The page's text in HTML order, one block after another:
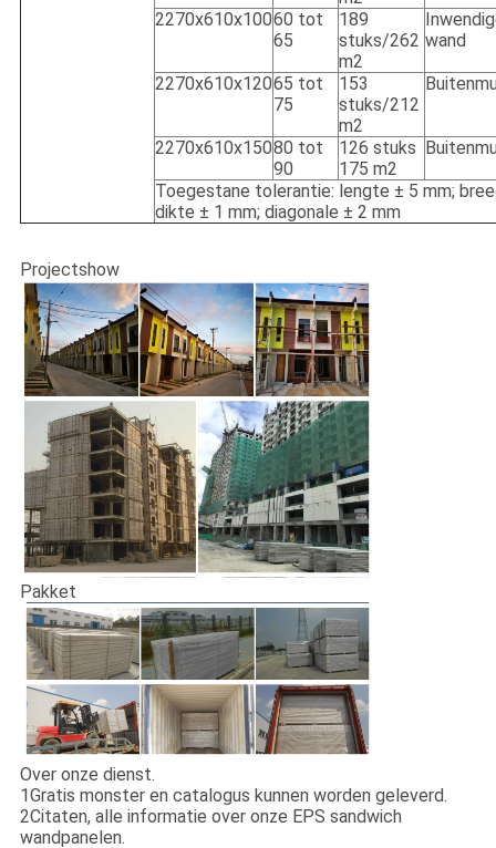
2270x610x10060 tot
65
189
stuks/262
m2
wand
2270x610x12065 tot
75
153
stuks/212
m2
2270x610x15080 tot
90
126 stuks
175 m2
Toegestane tolerantie: lengte ± 5 mm;
dikte ± 1 mm; diagonale ± 2 mm
Projectshow
Pakket
Over onze dienst.
1Gratis monster en catalogus kunnen worden geleverd.
2Citaten, alle informatie over onze EPS sandwich
wandpanelen.